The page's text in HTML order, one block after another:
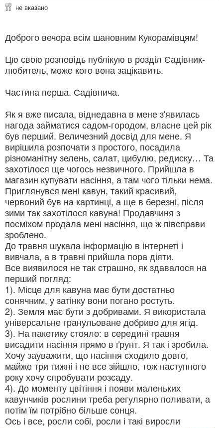
не вказано
Доброго вечора всім шановним Кукорамівцям!
Цю свою розповідь публікую в розділ Садівник-
любитель, може кого вона зацікавить.
Частина перша. Садівнича.
Як я вже писала, віднедавна в мене з'явилась
нагода займатися садом-городом, власне цей рік
був перший. Величезний досвід для мене. Я
вирішила розпочати з простого, посадила
різноманітну зелень, салат, цибулю, редиску… Та
захотілося ще чогось незвичного. Прийшла в
магазин купувати насіння, а там чого тільки нема.
Приглянувся мені кавун, такий красивий,
червоний був на картинці, а ще в березні, після
зими так захотілося кавуна! Продавчиня з
посміхом продала мені насіння, що ж півсправи
зроблено.
До травня шукала інформацію в інтернеті і
вивчала, а в травні прийшла пора діяти.
Все виявилося не так страшно, як здавалося на
перший погляд:
1). Місце для кавуна має бути достатньо
сонячним, у затінку вони погано ростуть.
2). Земля має бути з добривами. Я використала
універсальне гранульоване добриво для ягід.
3). На пакетику стояло: в середині травня
висадити насіння прямо в ґрунт. Я так і зробила.
Хочу зауважити, що насіння сходило довго,
майже три тижні і не все зійшло, тож наступного
року хочу спробувати розсаду.
4). До моменту цвітіння і появи маленьких
кавунчиків рослини треба регулярно поливати, а
потім їм потрібно більше сонця.
Ось і все, росли собі, росли і такі виросли